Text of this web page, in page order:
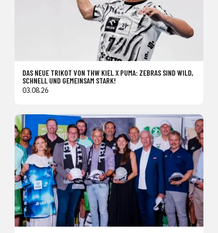
DAS NEUE TRIKOT VON THW KIEL X PUMA: ZEBRAS SIND WILD,
SCHNELL UND GEMEINSAM STARK!
03.08.26